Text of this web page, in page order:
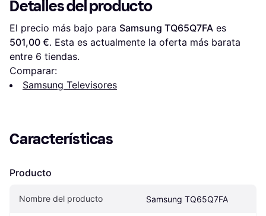
Detalles del producto
El precio más bajo para Samsung TQ65Q7FA
501,00 €. Esta es actualmente la oferta más barata
entre 6 tiendas.
Comparar:
Samsung Televisores
Características
Producto
Nombre del producto Samsung TQ65Q7FA